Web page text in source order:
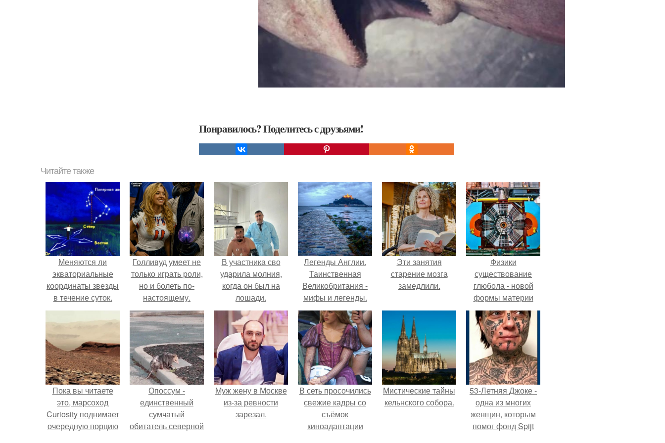
Понравилось? Поделитесь с друзьями!
Читайте также
Меняются ли
экваториальные
координаты звезды
в течение суток.
Определение
географических
координат по
звездам.
Голливуд умеет не
только играть роли,
но и болеть по-
настоящему.
В участника сво
ударила молния,
когда он был на
лошади.
Легенды Англии.
Таинственная
Великобритания -
мифы и легенды.
Эти занятия
старение мозга
замедлили.
Физики
существование
глюбола - новой
формы материи
подтвердили.
Пока вы читаете
это, марсоход
Curiosity поднимает
очередную порцию
Опоссум -
единственный
сумчатый
обитатель северной
Mуж жену в Москве
из-за ревности
зарезал.
В сеть просочились
свежие кадры со
съёмок
киноадаптации
Мистические тайны
кельнского собора.
53-Летняя Джоке -
одна из многих
женщин, которым
помог фонд Spijt